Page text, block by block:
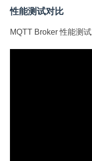
性能测试对比
MQTT Broker 性能测